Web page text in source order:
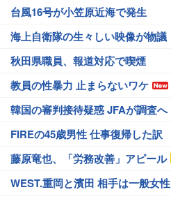
台風16号が小笠原近海で発生
海上自衛隊の生々しい映像が物議
秋田県職員、報道対応で喫煙
教員の性暴力 止まらないワケ
韓国の審判接待疑惑 JFAが調査へ
FIREの45歳男性 仕事復帰した訳
藤原竜也、「労務改善」アピール
WEST.重岡と濱田 相手は一般女性